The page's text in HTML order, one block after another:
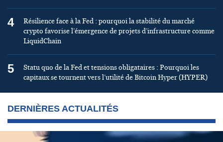
4
Résilience face à la Fed : pourquoi la stabilité du marché
crypto favorise l’émergence de projets d’infrastructure comme
LiquidChain
5
Statu quo de la Fed et tensions obligataires : Pourquoi les
capitaux se tournent vers l’utilité de Bitcoin Hyper (HYPER)
DERNIÈRES ACTUALITÉS